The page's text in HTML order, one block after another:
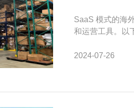
SaaS 模式的海
和运营工具。以
2024-07-26